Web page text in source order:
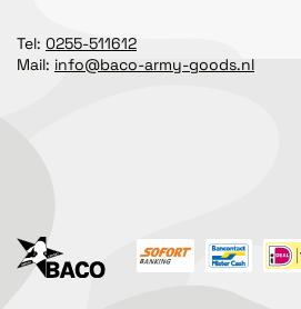
Tel: 0255-511612
Mail: info@baco-army-goods.nl